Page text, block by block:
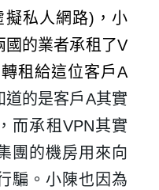
擬私人網路)，小
國的業者承租了V
租給這位客戶A
道的是客戶A其實
而承租VPN其實
團的機房用來向
騙。小陳也因為